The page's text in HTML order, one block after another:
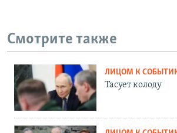
Смотрите также
ЛИЦОМ К
Тасует колоду